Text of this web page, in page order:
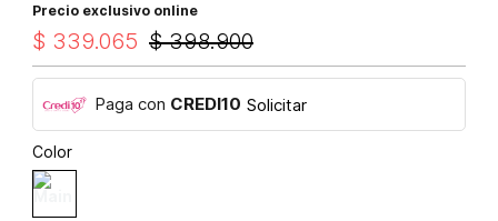
Precio exclusivo online
$ 398.900
$ 339.065
Paga con CREDI10 Solicitar
Color